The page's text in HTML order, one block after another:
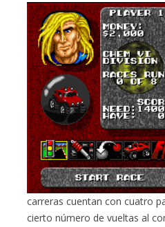
carreras cuentan con cuatro
cierto número de vueltas al